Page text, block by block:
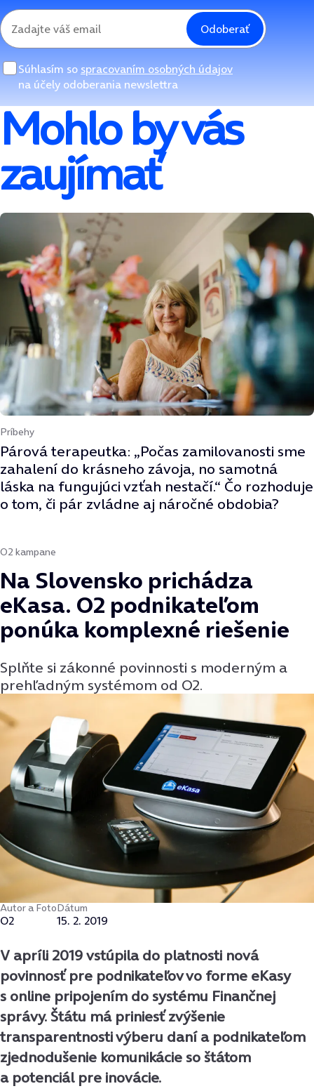
Odoberať
Súhlasím so spracovaním osobných údajov
na účely odoberania newslettra
Mohlo by vás
zaujímať
Príbehy
Párová terapeutka: „Počas zamilovanosti sme
zahalení do krásneho závoja, no samotná
láska na fungujúci vzťah nestačí.“ Čo rozhoduje
o tom, či pár zvládne aj náročné obdobia?
O2 kampane
Na Slovensko prichádza
eKasa. O2 podnikateľom
ponúka komplexné riešenie
Splňte si zákonné povinnosti s moderným a
prehľadným systémom od O2.
Autor a Foto
O2
Dátum
15. 2. 2019
V apríli 2019 vstúpila do platnosti nová
povinnosť pre podnikateľov vo forme eKasy
s online pripojením do systému Finančnej
správy. Štátu má priniesť zvýšenie
transparentnosti výberu daní a podnikateľom
zjednodušenie komunikácie so štátom
a potenciál pre inovácie.